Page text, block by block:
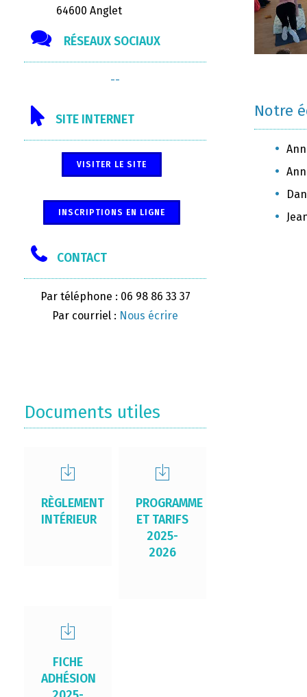
64600 Anglet
RÉSEAUX SOCIAUX
--
SITE INTERNET
VISITER LE SITE
INSCRIPTIONS EN LIGNE
CONTACT
Par téléphone : 06 98 86 33 37
Par courriel : Nous écrire
Documents utiles
RÈGLEMENT
INTÉRIEUR
PROGRAMME
ET TARIFS
2025-
2026
FICHE
ADHÉSION
Notre